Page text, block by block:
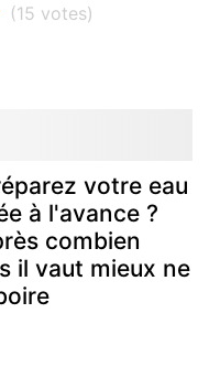
votre eau
à l'avance ?
combien
il vaut mieux ne